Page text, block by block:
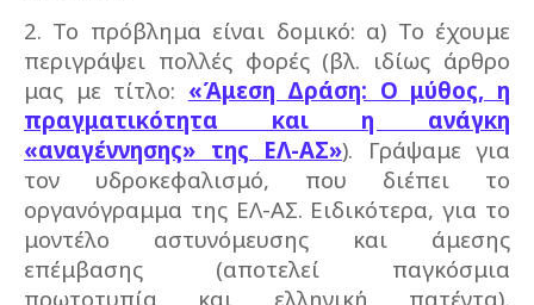
2. Το πρόβλημα είναι δομικό: α) To έχουμε
περιγράψει πολλές φορές (βλ. ιδίως άρθρο
μας με τίτλο: «Άμεση Δράση: Ο μύθος, η
πραγματικότητα και η ανάγκη
«αναγέννησης» της ΕΛ-ΑΣ»). Γράψαμε για
τον υδροκεφαλισμό, που διέπει το
οργανόγραμμα της ΕΛ-ΑΣ. Ειδικότερα, για το
μοντέλο αστυνόμευσης και άμεσης
επέμβασης (αποτελεί παγκόσμια
πρωτοτυπία και ελληνική πατέντα),